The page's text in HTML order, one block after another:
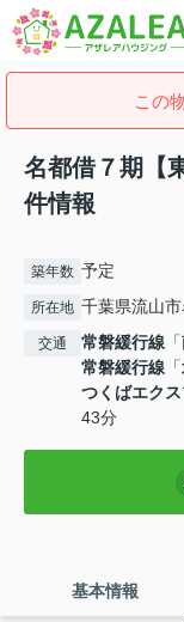
この
名都借７期【
件情報
築年数 予定
所在地 千葉県流山
交通 常磐緩行線 「
常磐緩行線 「
つくばエク
43分
基本情報